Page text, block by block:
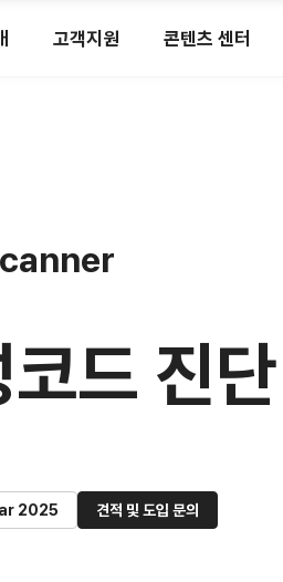
고객지원 콘텐츠 센터
드 진
2025 견적 및 도입 문의